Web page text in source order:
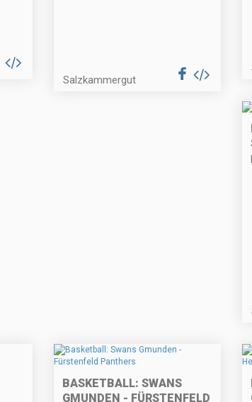
Salzkammergut
BASKETBALL: SWANS
GMUNDEN - FÜRSTENFELD